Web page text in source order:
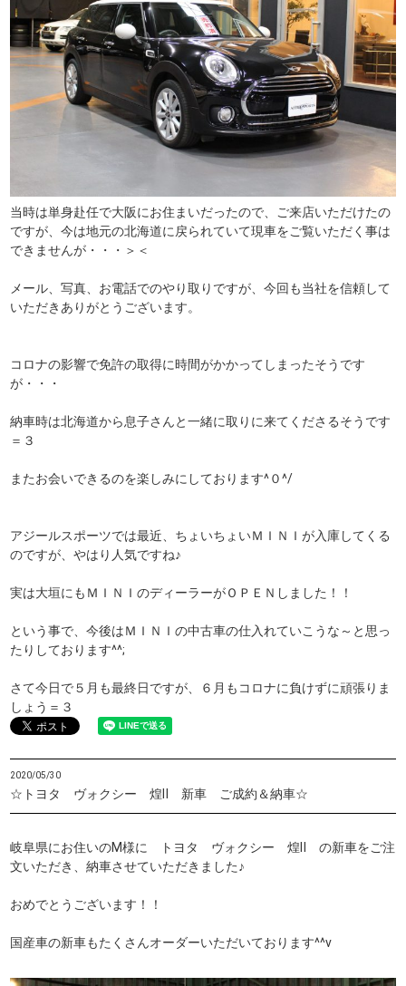
当時は単身赴任で大阪にお住まいだったので、ご来店いただけたの
ですが、今は地元の北海道に戻られていて現車をご覧いただく事は
できませんが・・・＞＜
メール、写真、お電話でのやり取りですが、今回も当社を信頼して
いただきありがとうございます。
コロナの影響で免許の取得に時間がかかってしまったそうです
が・・・
納車時は北海道から息子さんと一緒に取りに来てくださるそうです
＝３
またお会いできるのを楽しみにしております^０^/
アジールスポーツでは最近、ちょいちょいＭＩＮＩが入庫してくる
のですが、やはり人気ですね♪
実は大垣にもＭＩＮＩのディーラーがＯＰＥＮしました！！
という事で、今後はＭＩＮＩの中古車の仕入れていこうな～と思っ
たりしております^^;
さて今日で５月も最終日ですが、６月もコロナに負けずに頑張りま
しょう＝３
2020/05/30
☆トヨタ ヴォクシー 煌Ⅱ 新車 ご成約＆納車☆
岐阜県にお住いのM様に トヨタ ヴォクシー 煌Ⅱ の新車をご注
文いただき、納車させていただきました♪
おめでとうございます！！
国産車の新車もたくさんオーダーいただいております^^v